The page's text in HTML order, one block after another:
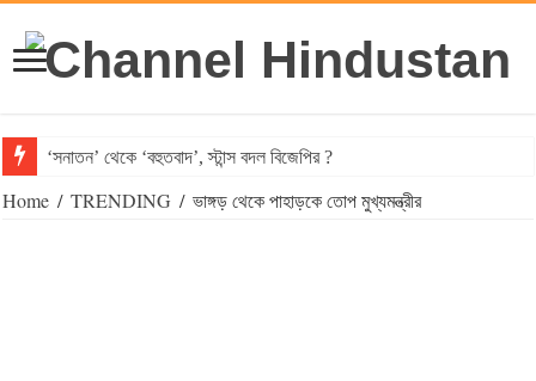
‘সনাতন’ থেকে ‘বহুতবাদ’, স্টান্স বদল বিজেপির ?
Home / TRENDING / ভাঙ্গড় থেকে পাহাড়কে তোপ মুখ্যমন্ত্রীর